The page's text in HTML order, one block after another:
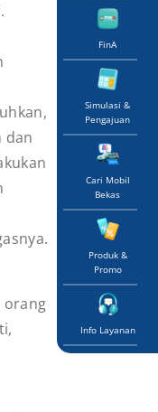
FinA
Simulasi &
Pengajuan
Cari Mobil
Bekas
Produk &
Promo
Info Layanan
dan
orang